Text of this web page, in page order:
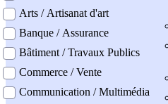
Arts / Artisanat d'art
Banque / Assurance
Bâtiment / Travaux Publics
Commerce / Vente
Communication / Multimédia